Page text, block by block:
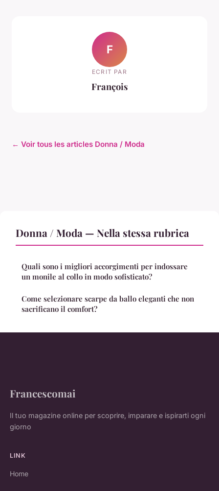
F
ECRIT PAR
François
← Voir tous les articles Donna / Moda
Donna / Moda — Nella stessa rubrica
Quali sono i migliori accorgimenti per indossare
un monile al collo in modo sofisticato?
Come selezionare scarpe da ballo eleganti che non
sacrificano il comfort?
Francescomai
Il tuo magazine online per scoprire, imparare e ispirarti ogni
giorno
LINK
Home